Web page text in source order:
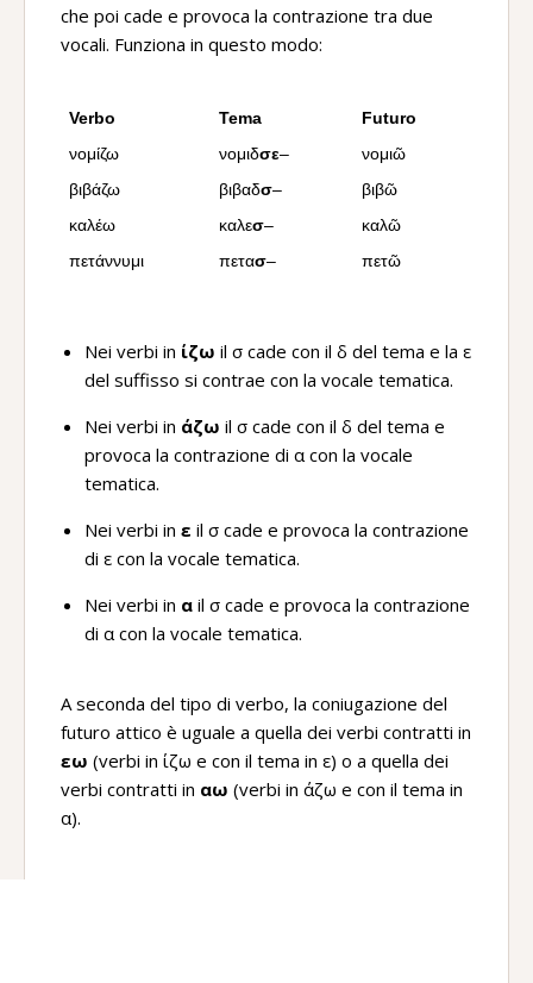
che poi cade e provoca la contrazione tra due
vocali. Funziona in questo modo:
Verbo Tema
Futuro
νομίζω
νομιδσε–
νομιῶ
βιβάζω
βιβαδσ–
βιβῶ
καλέω
καλεσ–
καλῶ
πετάννυμι
πετασ– πετῶ
Nei verbi in ίζω il σ cade con il δ del tema e la ε
del suffisso si contrae con la vocale tematica.
Nei verbi in άζω il σ cade con il δ del tema e
provoca la contrazione di α con la vocale
tematica.
Nei verbi in ε il σ cade e provoca la contrazione
di ε con la vocale tematica.
Nei verbi in α il σ cade e provoca la contrazione
di α con la vocale tematica.
A seconda del tipo di verbo, la coniugazione del
futuro attico è uguale a quella dei verbi contratti in
εω (verbi in ίζω e con il tema in ε) o a quella dei
verbi contratti in αω (verbi in άζω e con il tema in
α).